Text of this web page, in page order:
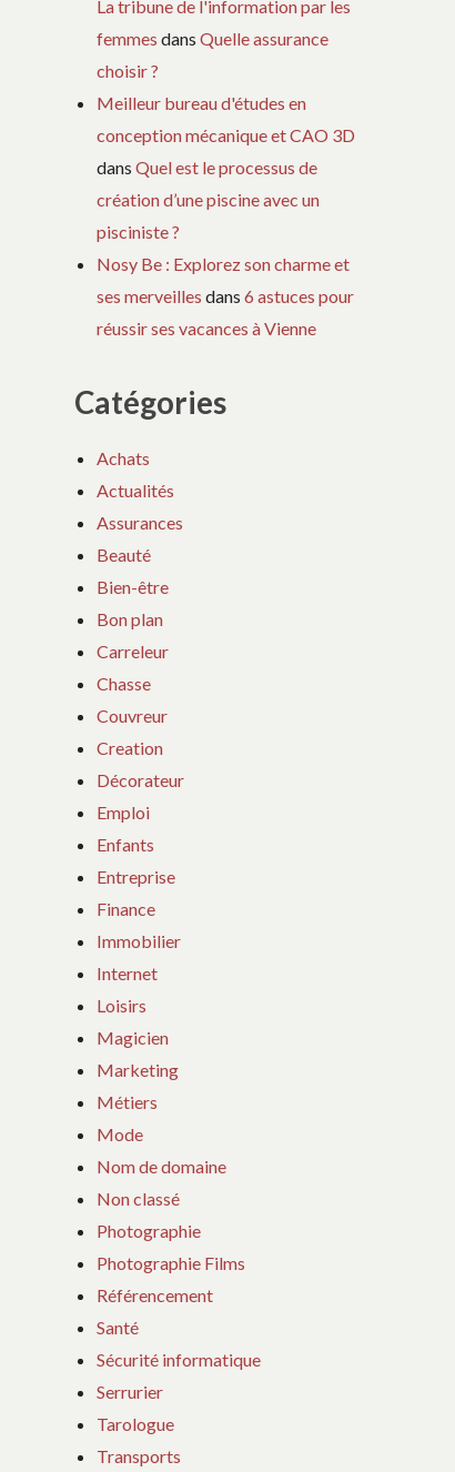
La tribune de l'information par les
femmes dansQuelle assurance
choisir ?
Meilleur bureau d'études en
conception mécanique et CAO 3D
dansQuel est le processus de
création d’une piscine avec un
pisciniste ?
Nosy Be : Explorez son charme et
ses merveilles dans6 astuces pour
réussir ses vacances à Vienne
Catégories
Achats
Actualités
Assurances
Beauté
Bien-être
Bon plan
Carreleur
Chasse
Couvreur
Creation
Décorateur
Emploi
Enfants
Entreprise
Finance
Immobilier
Internet
Loisirs
Magicien
Marketing
Métiers
Mode
Nom de domaine
Non classé
Photographie
Photographie Films
Référencement
Santé
Sécurité informatique
Serrurier
Tarologue
Transports